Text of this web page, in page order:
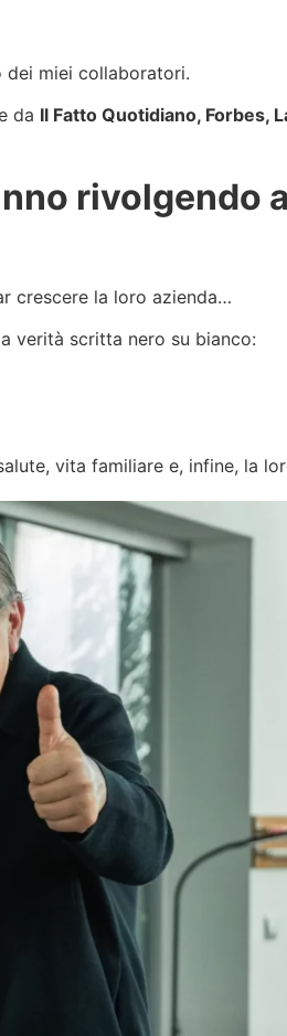
dei miei collaboratori.
da Il Fatto Quotidiano, Forbes,
rivolgendo
crescere la loro azienda…
verità scritta nero su bianco:
vita familiare e, infine, la